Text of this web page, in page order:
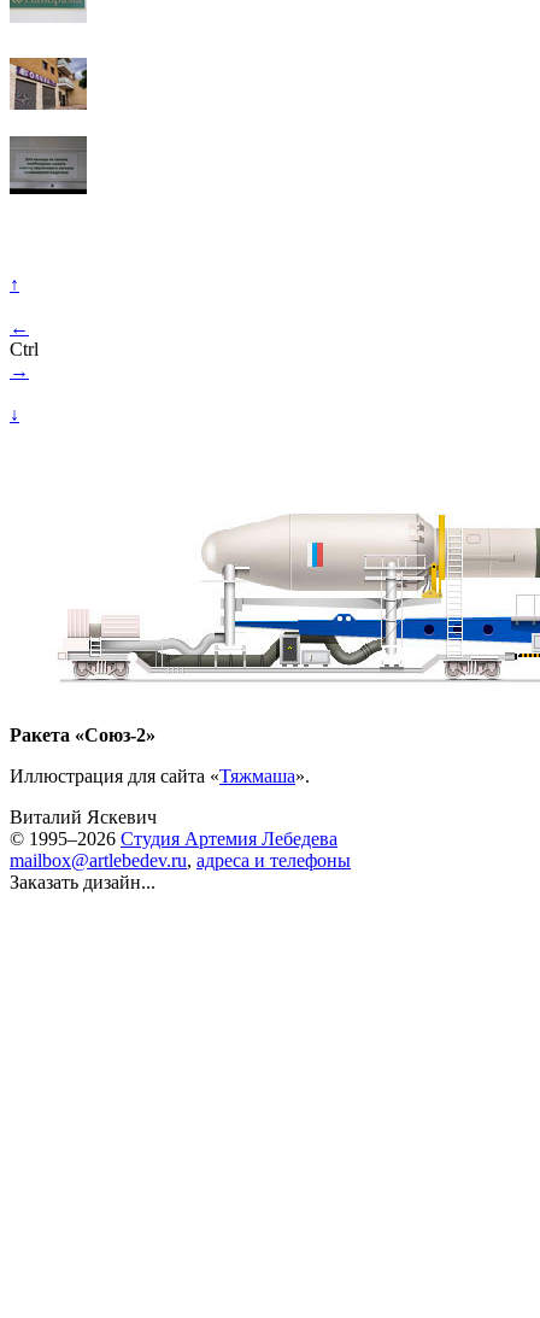
↑
←
Ctrl
→
↓
Ракета «Союз-2»
Иллюстрация для сайта «Тяжмаша».
Виталий Яскевич
© 1995–2026 Студия Артемия Лебедева
mailbox@artlebedev.ru, адреса и телефоны
Заказать дизайн...